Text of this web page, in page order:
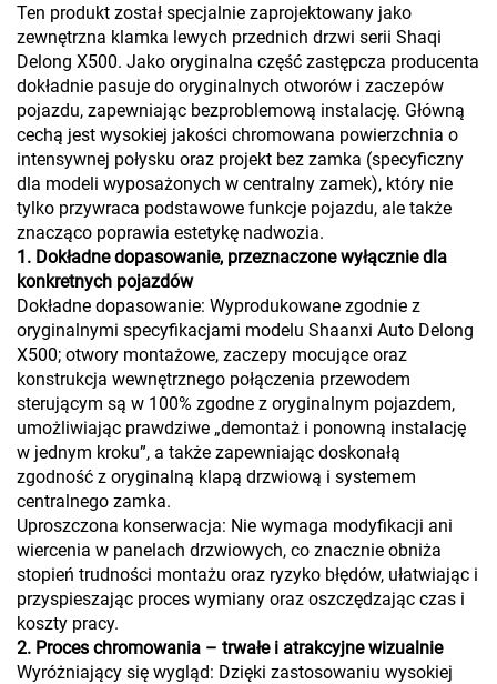
Ten produkt został specjalnie zaprojektowany jako
zewnętrzna klamka lewych przednich drzwi serii Shaqi
Delong X500. Jako oryginalna część zastępcza producenta
dokładnie pasuje do oryginalnych otworów i zaczepów
pojazdu, zapewniając bezproblemową instalację. Główną
cechą jest wysokiej jakości chromowana powierzchnia o
intensywnej połysku oraz projekt bez zamka (specyficzny
dla modeli wyposażonych w centralny zamek), który nie
tylko przywraca podstawowe funkcje pojazdu, ale także
znacząco poprawia estetykę nadwozia.
1. Dokładne dopasowanie, przeznaczone wyłącznie dla
konkretnych pojazdów
Dokładne dopasowanie: Wyprodukowane zgodnie z
oryginalnymi specyfikacjami modelu Shaanxi Auto Delong
X500; otwory montażowe, zaczepy mocujące oraz
konstrukcja wewnętrznego połączenia przewodem
sterującym są w 100% zgodne z oryginalnym pojazdem,
umożliwiając prawdziwe „demontaż i ponowną instalację
w jednym kroku”, a także zapewniając doskonałą
zgodność z oryginalną klapą drzwiową i systemem
centralnego zamka.
Uproszczona konserwacja: Nie wymaga modyfikacji ani
wiercenia w panelach drzwiowych, co znacznie obniża
stopień trudności montażu oraz ryzyko błędów, ułatwiając i
przyspieszając proces wymiany oraz oszczędzając czas i
koszty pracy.
2. Proces chromowania – trwałe i atrakcyjne wizualnie
Wyróżniający się wygląd: Dzięki zastosowaniu wysokiej